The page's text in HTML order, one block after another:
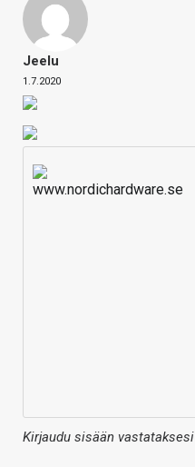
Jeelu
1.7.2020
Kirjaudu sisään vastataksesi